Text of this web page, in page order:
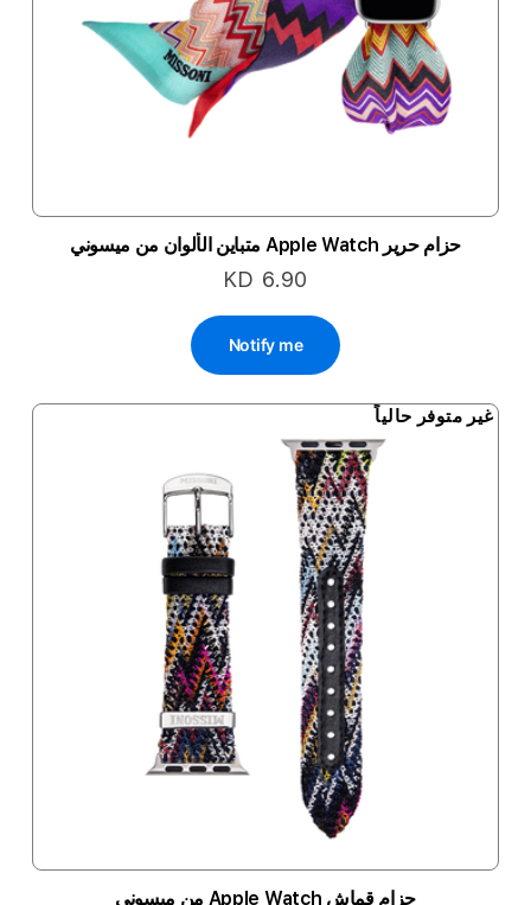
حزام حرير Apple Watch متباين الألوان من ميسوني
KD 6.90
Notify me
غير متوفر حالياً
حزام قماش Apple Watch من ميسوني